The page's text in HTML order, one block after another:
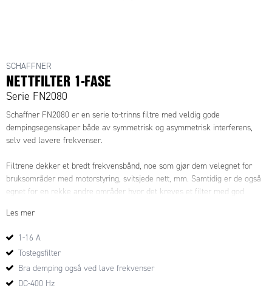
SCHAFFNER
NETTFILTER 1-FASE
Serie FN2080
Schaffner FN2080 er en serie to-trinns filtre med veldig gode
dempingsegenskaper både av symmetrisk og asymmetrisk interferens,
selv ved lavere frekvenser.
Filtrene dekker et bredt frekvensbånd, noe som gjør dem velegnet for
bruksområder med motorstyring, svitsjede nett, mm. Samtidig er de også
egnet for en rekke andre områder hvor det kreves et filter med god
unngå metning av den ringformede kjernen, noe som eventuelt vil
resulterer i dårligere ytelse. Dersom jordfeilbryter brukes må du
kontrollere at den totale lekkasjestrømmen ikke overstiger den innstilte
verdien til jordfeilbryteren.
Les mer
1-16 A
Tostegsfilter
Bra demping også ved lave frekvenser
DC-400 Hz